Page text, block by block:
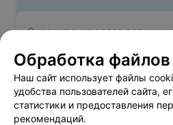
Окрашивание волос для
Выпрямление волос в Витебске
Парикмахерские услуги в
Обработка
Наш сайт использует файлы
удобства пользователей сайта,
статистики и предоставления
рекомендаций.